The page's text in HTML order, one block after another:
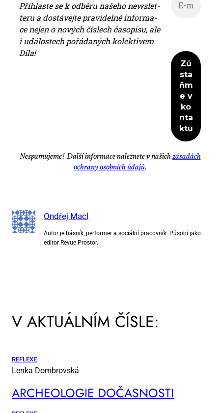
Při­hlas­te se k od­bě­ru na­še­ho news­let­
te­ru a do­stá­vej­te pra­vi­del­ně in­for­ma­
ce nejen o no­vých čís­lech ča­so­pi­su, ale
i udá­los­tech po­řá­da­ných ko­lek­ti­vem
Dí­la!
Ne­spa­mu­je­me! Dal­ší in­for­ma­ce na­lez­ne­te v na­šichzá­sa­dách
ochra­ny osob­ních úda­jů.
Ondřej Macl
Autor je básník, performer a sociální pracovník. Působí jako
editor Revue Prostor.
V AKTUÁLNÍM ČÍSLE:
REFLEXE
Lenka Dombrovská
AR­CHE­O­LO­GIE DO­ČAS­NOS­TI